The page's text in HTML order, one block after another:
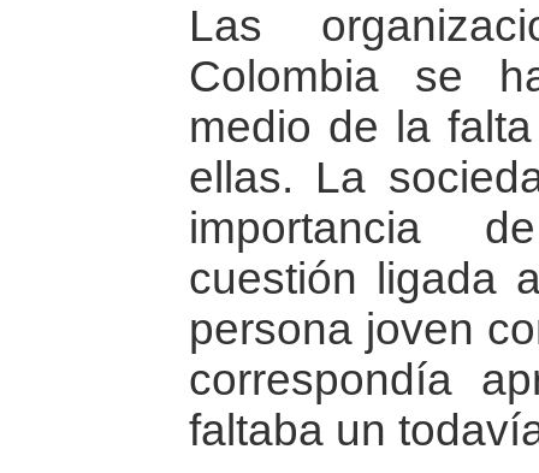
Las
Colombia se
medio de la
ellas. La
importancia
cuestión ligada
persona joven
correspondía
faltaba un